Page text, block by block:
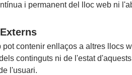
i permanent del lloc web ni
contenir enllaços a altres llocs
continguts ni de l'estat
l'usuari.